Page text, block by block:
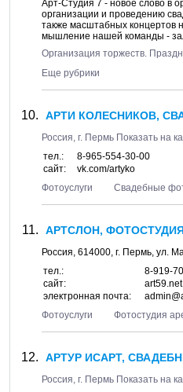
Арт-Студия 7 - новое слово в
организации и проведению
также масштабных концертов
мышление нашей команды -
Организация торжеств.
Еще рубрики
АРТИ КОЛЕСНИКОВ,
Россия, г. Пермь Показать на
тел.:
8-965-554-30-00
сайт:
vk.com/artyko
Фотоуслуги
Свадебные
АРТСЛОН,
Россия, 614000, г. Пермь, ул.
тел.:
8-919-
сайт:
art59.net
электронная почта:
Фотоуслуги
Фотостудия
АРТУР ИСАРТ,
Россия, г. Пермь Показать на